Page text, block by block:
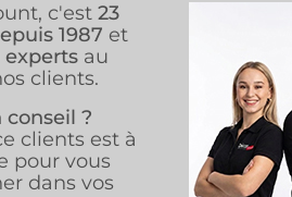
c'est 23
1987 et
experts au
clients.
conseil ?
clients est à
pour vous
dans vos